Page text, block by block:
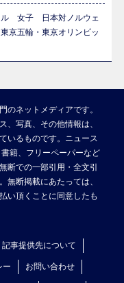
ル 女子 日本対ノルウェ
京五輪・東京オリンピッ
のネットメディアです。
、写真、その他情報は、
いるものです。ニュース
籍、フリーペーパーなど
断での一部引用・全文引
無断掲載にあたっては、
い頂くことに同意したも
記事提供先について
ー お問い合わせ